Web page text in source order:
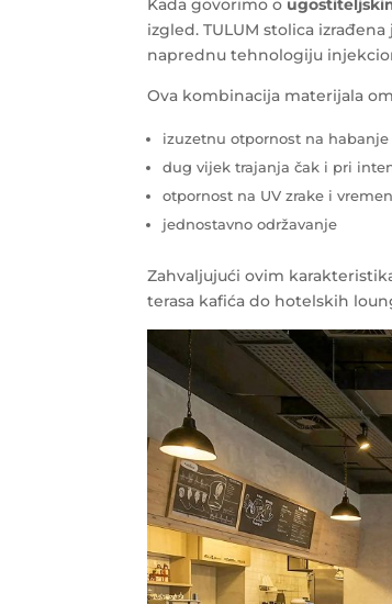
Kada govorimo o
izgled. TULUM stolica
naprednu tehnologiju
Ova kombinacija materijala
izuzetnu otpornost na habanje
dug vijek trajanja čak i pri
otpornost na UV zrake i
jednostavno održavanje
Zahvaljujući ovim
terasa kafića do hotelskih